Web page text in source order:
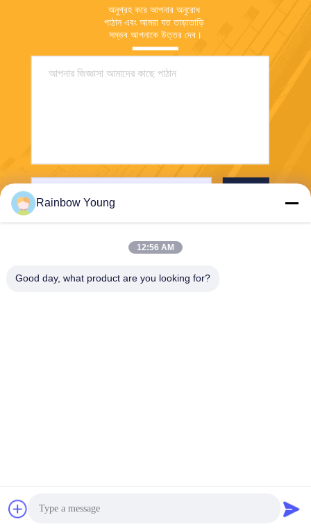
অনুগ্রহ করে আপনার অনুরোধ
পাঠান এবং আমরা যত তাড়াতাড়ি
সম্ভব আপনাকে উত্তর দেব।
Rainbow Young
12:56 AM
Good day, what product are you looking for?